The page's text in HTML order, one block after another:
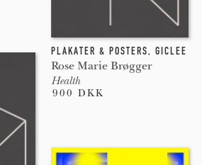
PLAKATER & POSTERS, GICLEE
Rose Marie Brøgger
Health
900 DKK